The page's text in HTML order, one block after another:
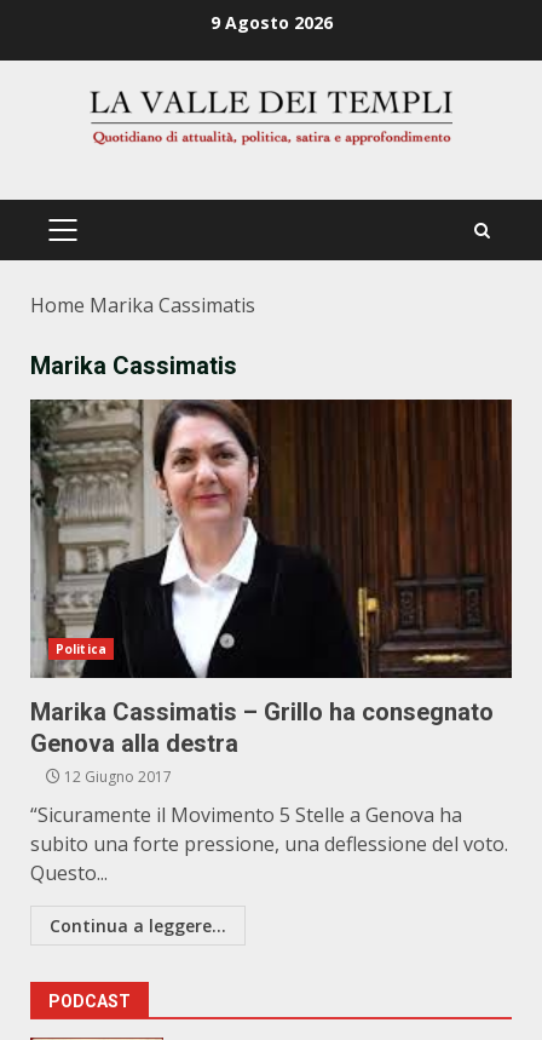
9 Agosto 2026
PRIMÄRES
Home Marika Cassimatis
Marika Cassimatis
Politica
Marika Cassimatis – Grillo ha consegnato
Genova alla destra
12 Giugno 2017
“Sicuramente il Movimento 5 Stelle a Genova ha
subito una forte pressione, una deflessione del voto.
Questo...
Continua a leggere...
PODCAST